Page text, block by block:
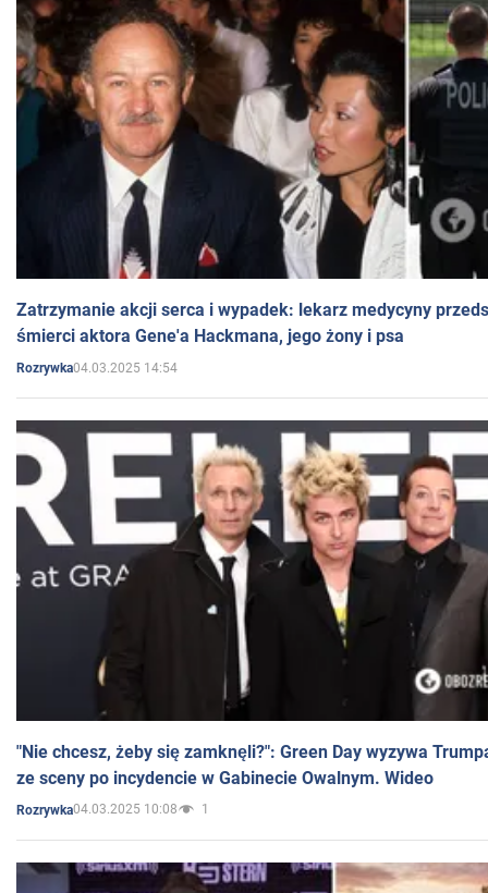
Zatrzymanie akcji serca i wypadek: lekarz medycyny
śmierci aktora Gene'a Hackmana, jego żony i psa
Rozrywka04.03.2025 14:54
"Nie chcesz, żeby się zamknęli?": Green Day wyzywa
ze sceny po incydencie w Gabinecie Owalnym. Wideo
Rozrywka04.03.2025 10:08 1